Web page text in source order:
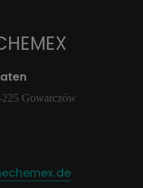
Gowarczów